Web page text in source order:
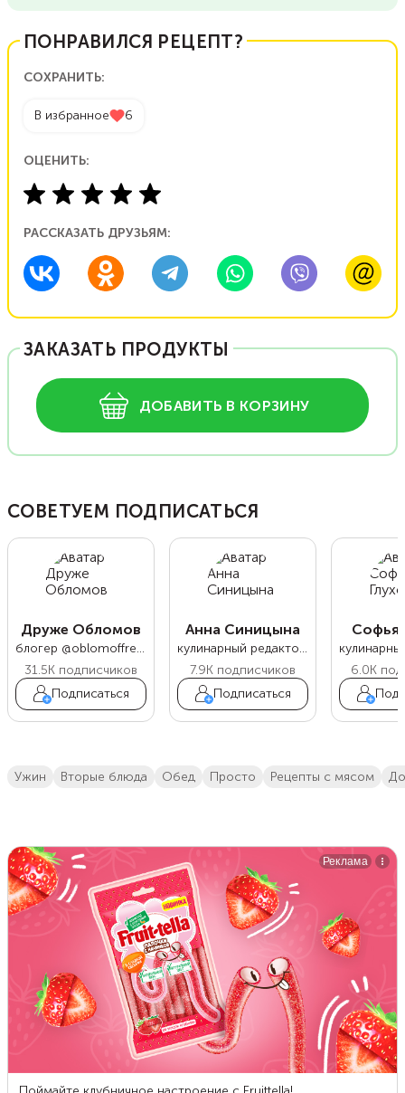
ПОНРАВИЛСЯ РЕЦЕПТ?
СОХРАНИТЬ:
В избранное 6
ОЦЕНИТЬ:
РАССКАЗАТЬ ДРУЗЬЯМ:
ЗАКАЗАТЬ ПРОДУКТЫ
ДОБАВИТЬ В КОРЗИНУ
СОВЕТУЕМ ПОДПИСАТЬСЯ
Друже Обломов
блогер @oblomoffrecipe
31.5K подписчиков
Подписаться
Анна Синицына
кулинарный редактор Food.ru
7.9K подписчиков
Подписаться
Софья
6.0K
ужин вторые блюда обед просто Рецепты с мясом